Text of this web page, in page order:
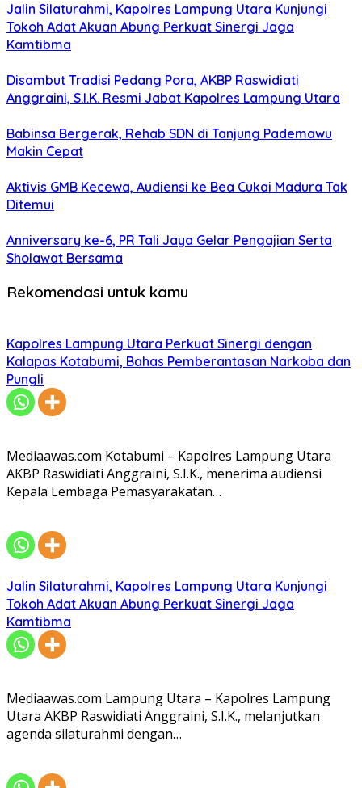
Jalin Silaturahmi, Kapolres Lampung Utara Kunjungi
Tokoh Adat Akuan Abung Perkuat Sinergi Jaga
Kamtibma
Disambut Tradisi Pedang Pora, AKBP Raswidiati
Anggraini, S.I.K. Resmi Jabat Kapolres Lampung Utara
Babinsa Bergerak, Rehab SDN di Tanjung Pademawu
Makin Cepat
Aktivis GMB Kecewa, Audiensi ke Bea Cukai Madura Tak
Ditemui
Anniversary ke-6, PR Tali Jaya Gelar Pengajian Serta
Sholawat Bersama
Rekomendasi untuk kamu
Kapolres Lampung Utara Perkuat Sinergi dengan
Kalapas Kotabumi, Bahas Pemberantasan Narkoba dan
Pungli
Mediaawas.com Kotabumi – Kapolres Lampung Utara
AKBP Raswidiati Anggraini, S.I.K., menerima audiensi
Kepala Lembaga Pemasyarakatan…
Jalin Silaturahmi, Kapolres Lampung Utara Kunjungi
Tokoh Adat Akuan Abung Perkuat Sinergi Jaga
Kamtibma
Mediaawas.com Lampung Utara – Kapolres Lampung
Utara AKBP Raswidiati Anggraini, S.I.K., melanjutkan
agenda silaturahmi dengan…